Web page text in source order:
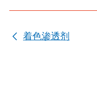
着色渗透剂